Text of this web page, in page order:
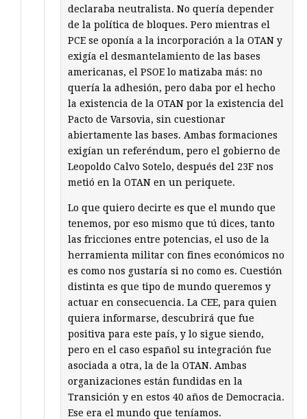
declaraba neutralista. No quería depender
de la política de bloques. Pero mientras el
PCE se oponía a la incorporación a la OTAN y
exigía el desmantelamiento de las bases
americanas, el PSOE lo matizaba más: no
quería la adhesión, pero daba por el hecho
la existencia de la OTAN por la existencia del
Pacto de Varsovia, sin cuestionar
abiertamente las bases. Ambas formaciones
exigían un referéndum, pero el gobierno de
Leopoldo Calvo Sotelo, después del 23F nos
metió en la OTAN en un periquete.
Lo que quiero decirte es que el mundo que
tenemos, por eso mismo que tú dices, tanto
las fricciones entre potencias, el uso de la
herramienta militar con fines económicos no
es como nos gustaría si no como es. Cuestión
distinta es que tipo de mundo queremos y
actuar en consecuencia. La CEE, para quien
quiera informarse, descubrirá que fue
positiva para este país, y lo sigue siendo,
pero en el caso español su integración fue
asociada a otra, la de la OTAN. Ambas
organizaciones están fundidas en la
Transición y en estos 40 años de Democracia.
Ese era el mundo que teníamos.